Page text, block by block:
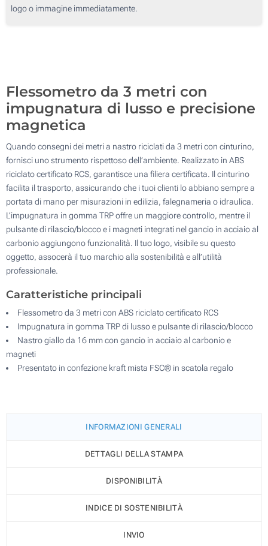
Stampa in resina (Su un lato)
100
logo o immagine immediatamente.
Flessometro da 3 metri con
impugnatura di lusso e precisione
magnetica
Quando consegni dei metri a nastro riciclati da 3 metri con cinturino,
fornisci uno strumento rispettoso dell’ambiente. Realizzato in ABS
riciclato certificato RCS, garantisce una filiera certificata. Il cinturino
facilita il trasporto, assicurando che i tuoi clienti lo abbiano sempre a
portata di mano per misurazioni in edilizia, falegnameria o idraulica.
L’impugnatura in gomma TRP offre un maggiore controllo, mentre il
pulsante di rilascio/blocco e i magneti integrati nel gancio in acciaio al
carbonio aggiungono funzionalità. Il tuo logo, visibile su questo
oggetto, assocerà il tuo marchio alla sostenibilità e all’utilità
professionale.
Caratteristiche principali
Flessometro da 3 metri con ABS riciclato certificato RCS
Impugnatura in gomma TRP di lusso e pulsante di rilascio/blocco
Nastro giallo da 16 mm con gancio in acciaio al carbonio e
magneti
Presentato in confezione kraft mista FSC® in scatola regalo
INFORMAZIONI GENERALI
DETTAGLI DELLA STAMPA
DISPONIBILITÀ
INDICE DI SOSTENIBILITÀ
INVIO